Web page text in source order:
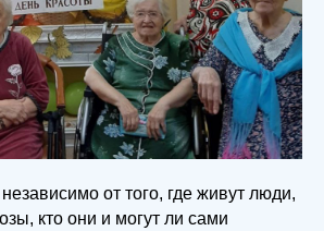
от того, где живут люди,
кто они и могут ли сами